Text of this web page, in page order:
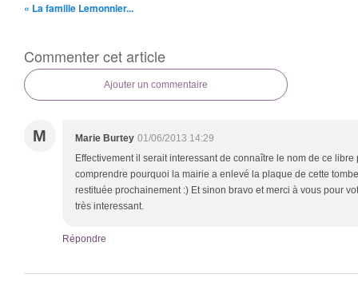
« La famille Lemonnier...
Commenter cet article
Ajouter un commentaire
M Marie Burtey 01/06/2013 14:29
Effectivement il serait interessant de connaître le nom de ce libre
comprendre pourquoi la mairie a enlevé la plaque de cette
restituée prochainement :) Et sinon bravo et merci à vous pour
très interessant.
Répondre